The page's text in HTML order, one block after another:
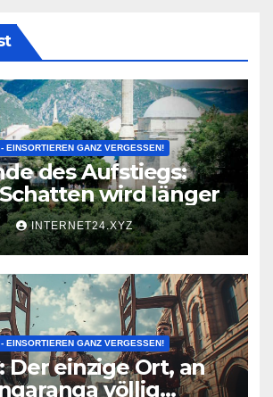
EINSORTIEREN GANZ VERGESSEN!
des Aufstiegs:
Schatten wird länger
INTERNET24.XYZ
EINSORTIEREN GANZ VERGESSEN!
Der einzige Ort, an
völlig